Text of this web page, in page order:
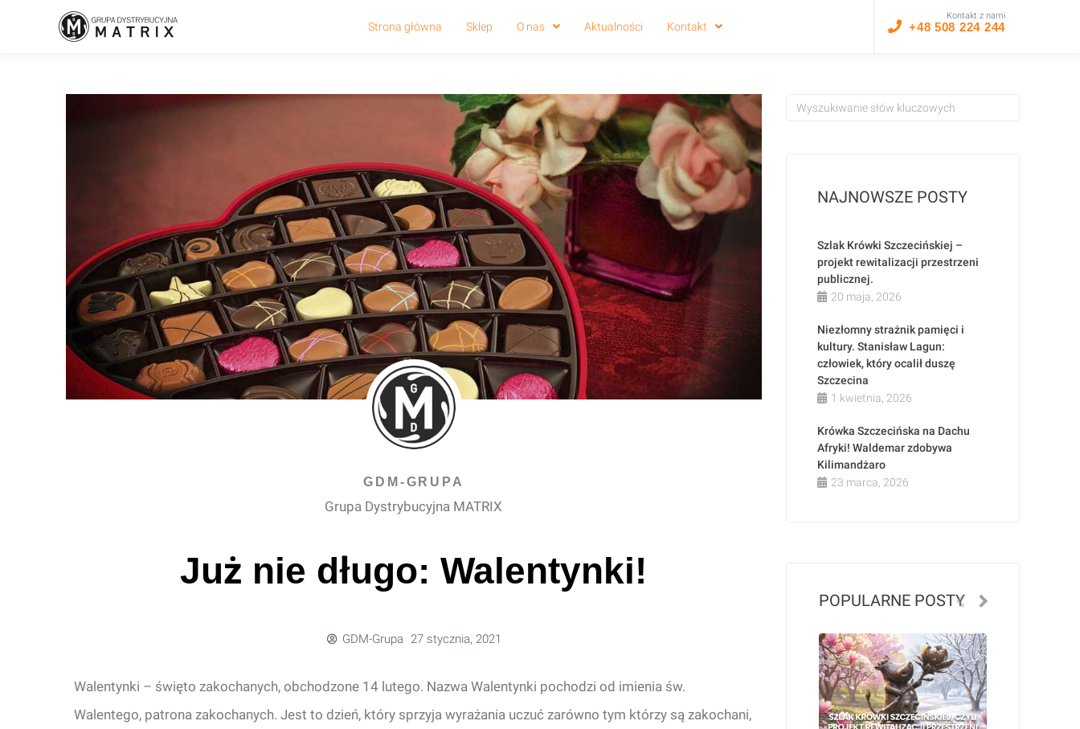
Strona główna Sklep O nas Aktualności Kontakt
Kontakt z nami
+48 508 224 244
Home Już nie długo: Walentynki!
GDM-GRUPA
Grupa Dystrybucyjna MATRIX
Już nie długo: Walentynki!
GDM-Grupa 27 stycznia, 2021
Walentynki – święto zakochanych, obchodzone 14 lutego. Nazwa Walentynki pochodzi od imienia św.
Walentego, patrona zakochanych. Jest to dzień, który sprzyja wyrażania uczuć zarówno tym którzy są zakochani,
NAJNOWSZE POSTY
Szlak Krówki Szczecińskiej –
projekt rewitalizacji przestrzeni
publicznej.
20 maja, 2026
Niezłomny strażnik pamięci i
kultury. Stanisław Lagun:
człowiek, który ocalił duszę
Szczecina
1 kwietnia, 2026
Krówka Szczecińska na Dachu
Afryki! Waldemar zdobywa
Kilimandżaro
23 marca, 2026
POPULARNE POSTY